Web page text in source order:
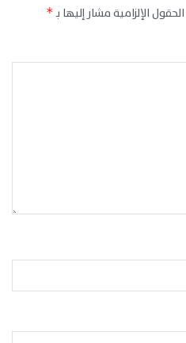
الحقول الإلزامية مشار إليها بـ*